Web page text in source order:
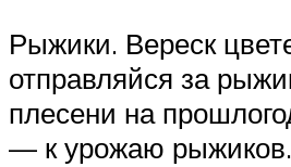
Рыжики. Вереск
отправляйся за
плесени на
— к урожаю рыжиков.